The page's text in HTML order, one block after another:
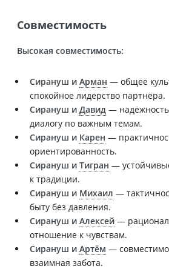
Совместимость
Высокая совместимость:
Сирануш и Арман — общее
спокойное лидерство партнёра.
Сирануш и Давид — надёжность
диалогу по важным темам.
Сирануш и Карен —
ориентированность.
Сирануш и Тигран —
к традиции.
Сирануш и Михаил —
быту без давления.
Сирануш и Алексей —
отношение к чувствам.
Сирануш и Артём —
взаимная забота.